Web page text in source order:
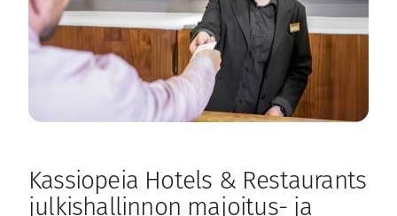
Kassiopeia Hotels & Restaurants
julkishallinnon majoitus- ja